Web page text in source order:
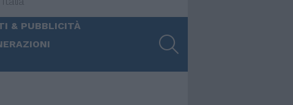
& PUBBLICITÀ